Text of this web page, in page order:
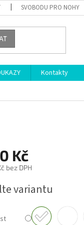
SVOBODU PRO NOHY
Kontakty
Kč
bez DPH
variantu